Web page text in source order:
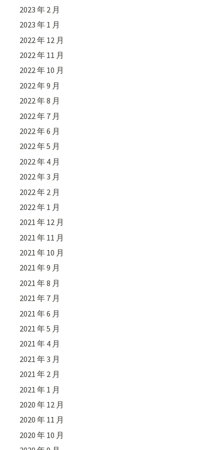
2023 年 2 月
2023 年 1 月
2022 年 12 月
2022 年 11 月
2022 年 10 月
2022 年 9 月
2022 年 8 月
2022 年 7 月
2022 年 6 月
2022 年 5 月
2022 年 4 月
2022 年 3 月
2022 年 2 月
2022 年 1 月
2021 年 12 月
2021 年 11 月
2021 年 10 月
2021 年 9 月
2021 年 8 月
2021 年 7 月
2021 年 6 月
2021 年 5 月
2021 年 4 月
2021 年 3 月
2021 年 2 月
2021 年 1 月
2020 年 12 月
2020 年 11 月
2020 年 10 月